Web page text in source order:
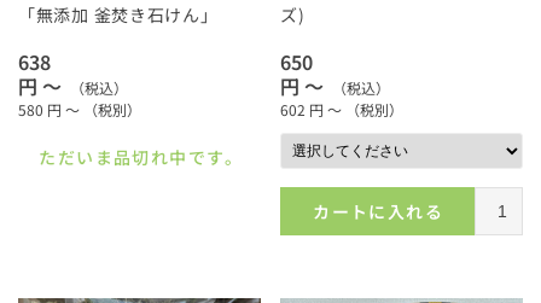
「無添加 釜焚き石けん」
638
円 ～
（税込）
580 円 ～ （税別）
ただいま品切れ中です。
ズ)
650
円 ～
（税込）
602 円 ～ （税別）
カートに入れる